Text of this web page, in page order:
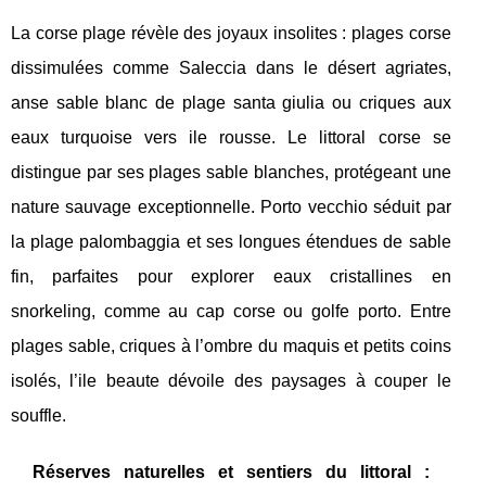
La corse plage révèle des joyaux insolites : plages corse
dissimulées comme Saleccia dans le désert agriates,
anse sable blanc de plage santa giulia ou criques aux
eaux turquoise vers ile rousse. Le littoral corse se
distingue par ses plages sable blanches, protégeant une
nature sauvage exceptionnelle. Porto vecchio séduit par
la plage palombaggia et ses longues étendues de sable
fin, parfaites pour explorer eaux cristallines en
snorkeling, comme au cap corse ou golfe porto. Entre
plages sable, criques à l’ombre du maquis et petits coins
isolés, l’ile beaute dévoile des paysages à couper le
souffle.
Réserves naturelles et sentiers du littoral :